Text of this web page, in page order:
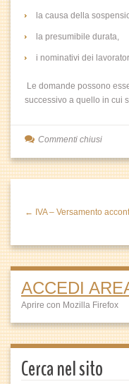
la causa della
la presumibile durata,
i nominativi dei
Le domande possono
successivo a quello in cui
Commenti chiusi
← IVA – Versamento
ACCEDI
Aprire con Mozilla Firefox
Cerca nel sito